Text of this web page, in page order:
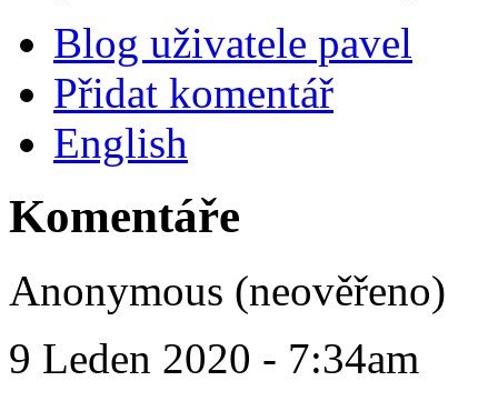
Blog uživatele pavel
Přidat komentář
English
Komentáře
Anonymous (neověřeno)
9 Leden 2020 - 7:34am